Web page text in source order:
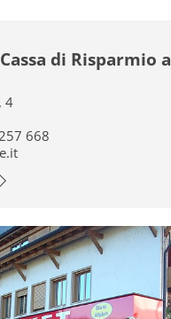
di Risparmio a
4
668